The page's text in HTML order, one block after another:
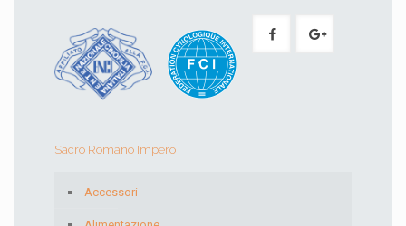
Sacro Romano Impero
Accessori